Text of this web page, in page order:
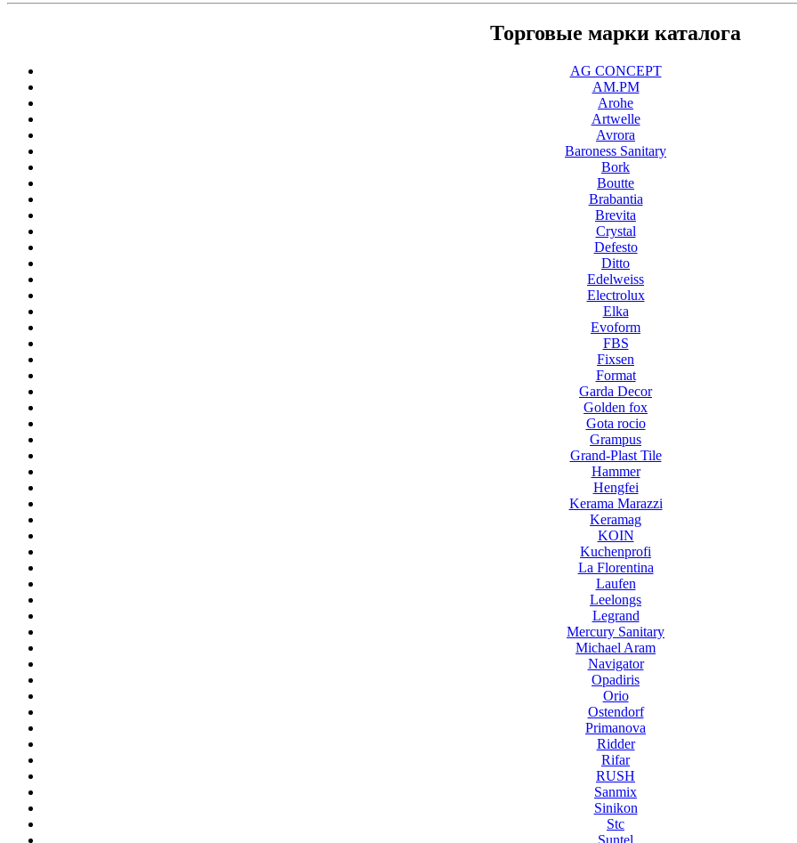
Торговые марки каталога
AG CONCEPT
AM.PM
Arohe
Artwelle
Avrora
Baroness Sanitary
Bork
Boutte
Brabantia
Brevita
Crystal
Defesto
Ditto
Edelweiss
Electrolux
Elka
Evoform
FBS
Fixsen
Format
Garda Decor
Golden fox
Gota rocio
Grampus
Grand-Plast Tile
Hammer
Hengfei
Kerama Marazzi
Keramag
KOIN
Kuchenprofi
La Florentina
Laufen
Leelongs
Legrand
Mercury Sanitary
Michael Aram
Navigator
Opadiris
Orio
Ostendorf
Primanova
Ridder
Rifar
RUSH
Sanmix
Sinikon
Stc